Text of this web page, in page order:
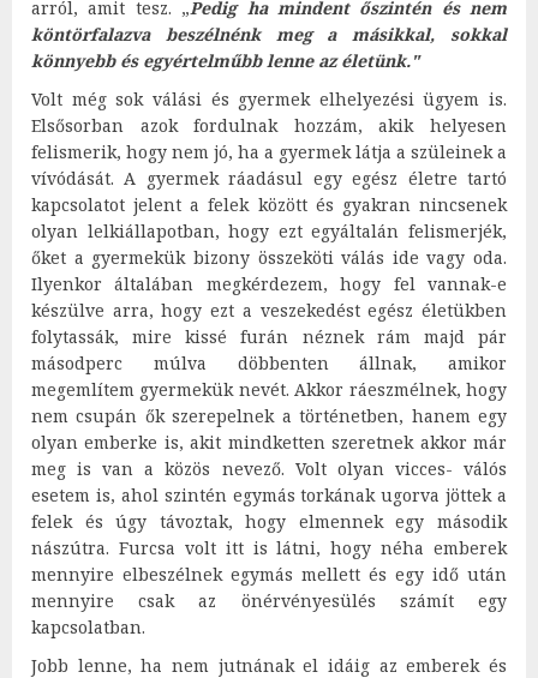
arról, amit tesz. „Pedig ha mindent őszintén és nem
köntörfalazva beszélnénk meg a másikkal, sokkal
könnyebb és egyértelműbb lenne az életünk."
Volt még sok válási és gyermek elhelyezési ügyem is.
Elsősorban azok fordulnak hozzám, akik helyesen
felismerik, hogy nem jó, ha a gyermek látja a szüleinek a
vívódását. A gyermek ráadásul egy egész életre tartó
kapcsolatot jelent a felek között és gyakran nincsenek
olyan lelkiállapotban, hogy ezt egyáltalán felismerjék,
őket a gyermekük bizony összeköti válás ide vagy oda.
Ilyenkor általában megkérdezem, hogy fel vannak-e
készülve arra, hogy ezt a veszekedést egész életükben
folytassák, mire kissé furán néznek rám majd pár
másodperc múlva döbbenten állnak, amikor
megemlítem gyermekük nevét. Akkor ráeszmélnek, hogy
nem csupán ők szerepelnek a történetben, hanem egy
olyan emberke is, akit mindketten szeretnek akkor már
meg is van a közös nevező. Volt olyan vicces- válós
esetem is, ahol szintén egymás torkának ugorva jöttek a
felek és úgy távoztak, hogy elmennek egy második
nászútra. Furcsa volt itt is látni, hogy néha emberek
mennyire elbeszélnek egymás mellett és egy idő után
mennyire csak az önérvényesülés számít egy
kapcsolatban.
Jobb lenne, ha nem jutnának el idáig az emberek és